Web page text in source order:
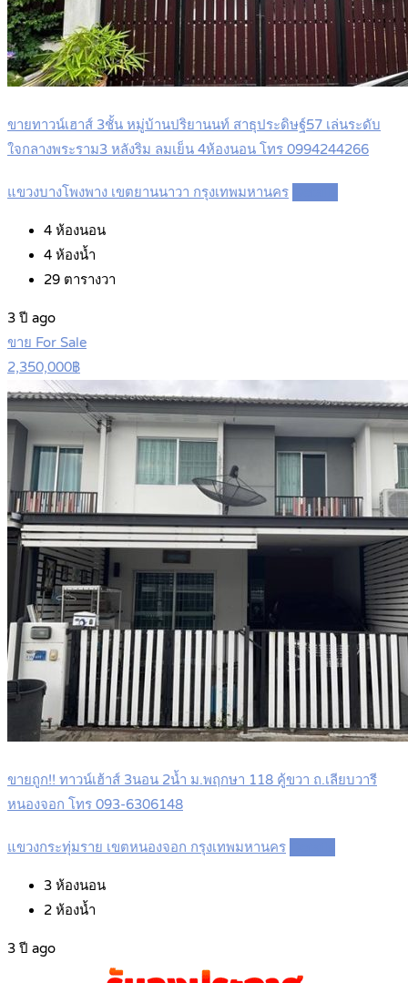
ขายทาวน์เฮาส์ 3ชั้น หมู่บ้านปริยานนท์ สาธุประดิษฐ์57 เล่นระดับ
ใจกลางพระราม3 หลังริม ลมเย็น 4ห้องนอน โทร 0994244266
แขวงบางโพงพาง เขตยานนาวา กรุงเทพมหานคร
4 ห้องนอน
4 ห้องน้ำ
29 ตารางวา
3 ปี ago
ขาย For Sale
2,350,000฿
ขายถูก!! ทาวน์เฮ้าส์ 3นอน 2น้ำ ม.พฤกษา 118 คู้ขวา ถ.เลียบวารี
หนองจอก โทร 093-6306148
แขวงกระทุ่มราย เขตหนองจอก กรุงเทพมหานคร
3 ห้องนอน
2 ห้องน้ำ
3 ปี ago